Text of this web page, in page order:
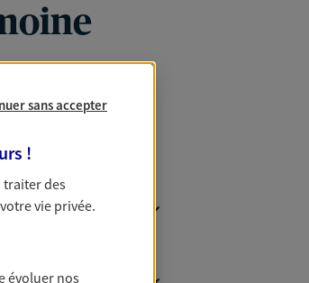
sans accepter
!
traiter des
vie privée.
évoluer nos